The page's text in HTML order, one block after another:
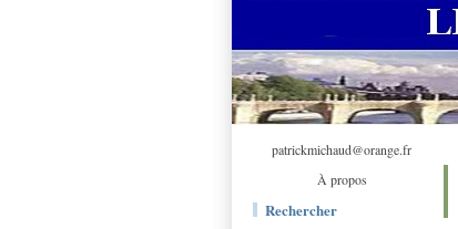
patrickmichaud@orange.fr
À propos
Rechercher